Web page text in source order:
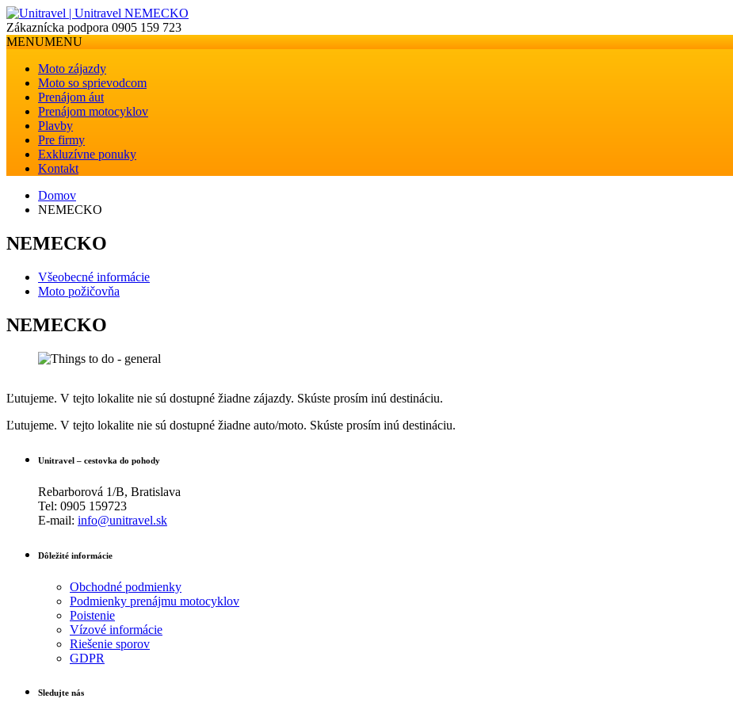
Zákaznícka podpora 0905 159 723
MENUMENU
Moto zájazdy
Moto so sprievodcom
Prenájom áut
Prenájom motocyklov
Plavby
Pre firmy
Exkluzívne ponuky
Kontakt
Domov
NEMECKO
NEMECKO
Všeobecné informácie
Moto požičovňa
NEMECKO
Ľutujeme. V tejto lokalite nie sú dostupné žiadne zájazdy. Skúste prosím inú destináciu.
Ľutujeme. V tejto lokalite nie sú dostupné žiadne auto/moto. Skúste prosím inú destináciu.
Unitravel – cestovka do pohody
Rebarborová 1/B, Bratislava
Tel: 0905 159723
E-mail: info@unitravel.sk
Dôležité informácie
Obchodné podmienky
Podmienky prenájmu motocyklov
Poistenie
Vízové informácie
Riešenie sporov
GDPR
Sledujte nás